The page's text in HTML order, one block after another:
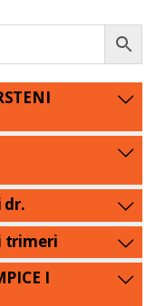
dr.
trimeri
I